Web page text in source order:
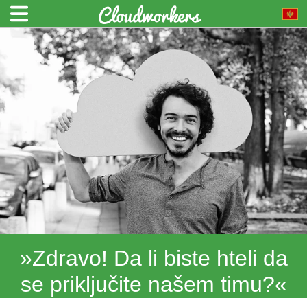
»Zdravo! Da li biste hteli da
se priključite našem timu?«